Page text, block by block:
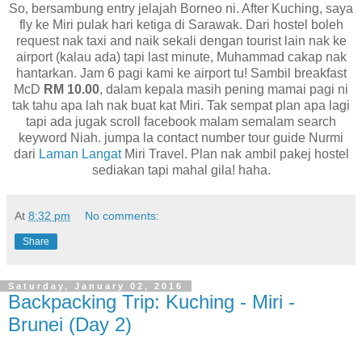
So, bersambung entry jelajah Borneo ni. After Kuching, saya
fly ke Miri pulak hari ketiga di Sarawak. Dari hostel boleh
request nak taxi and naik sekali dengan tourist lain nak ke
airport (kalau ada) tapi last minute, Muhammad cakap nak
hantarkan. Jam 6 pagi kami ke airport tu! Sambil breakfast
McD RM 10.00, dalam kepala masih pening mamai pagi ni
tak tahu apa lah nak buat kat Miri. Tak sempat plan apa lagi
tapi ada jugak scroll facebook malam semalam search
keyword Niah. jumpa la contact number tour guide Nurmi
dari Laman LangatMiri Travel. Plan nak ambil pakej hostel
sediakan tapi mahal gila! haha.
At 8:32 pm No comments:
Share
Saturday, January 02, 2016
Backpacking Trip: Kuching - Miri -
Brunei (Day 2)